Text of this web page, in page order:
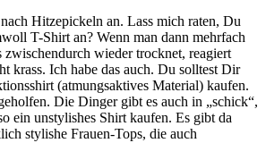
Hitzepickeln an. Lass mich raten, Du
T-Shirt an? Wenn man dann mehrfach
zwischendurch wieder trocknet, reagiert
krass. Ich habe das auch. Du solltest Dir
(atmungsaktives Material) kaufen.
Die Dinger gibt es auch in „schick“,
ein unstylishes Shirt kaufen. Es gibt da
stylishe Frauen-Tops, die auch